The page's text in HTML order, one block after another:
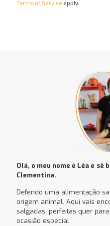
Terms of Service apply.
Olá, o meu nome é Léa e sê
Clementina.
Defendo uma alimentação
origem animal. Aqui vais
salgadas, perfeitas quer
ocasião especial.